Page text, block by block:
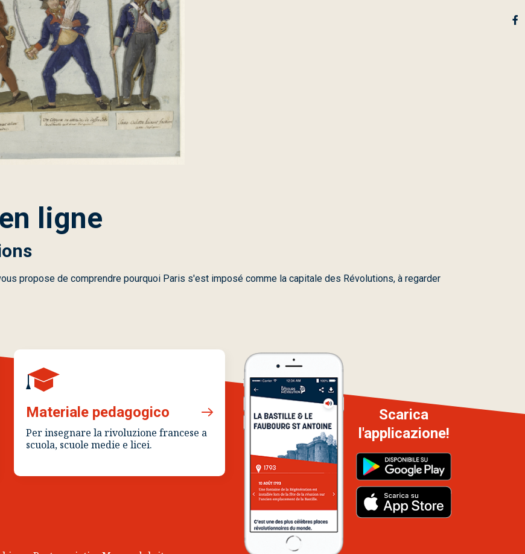
ligne
propose de comprendre pourquoi Paris s'est imposé comme la capitale des Révolutions, à regarder
Materiale pedagogico
Per insegnare la rivoluzione francese a
scuola, scuole medie e licei.
Scarica
l'applicazione!